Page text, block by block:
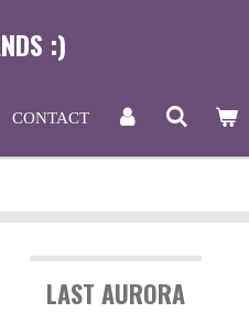
:)
CONTACT
LAST AURORA